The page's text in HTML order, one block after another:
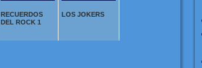
RECUERDOS
DEL ROCK 1
LOS JOKERS